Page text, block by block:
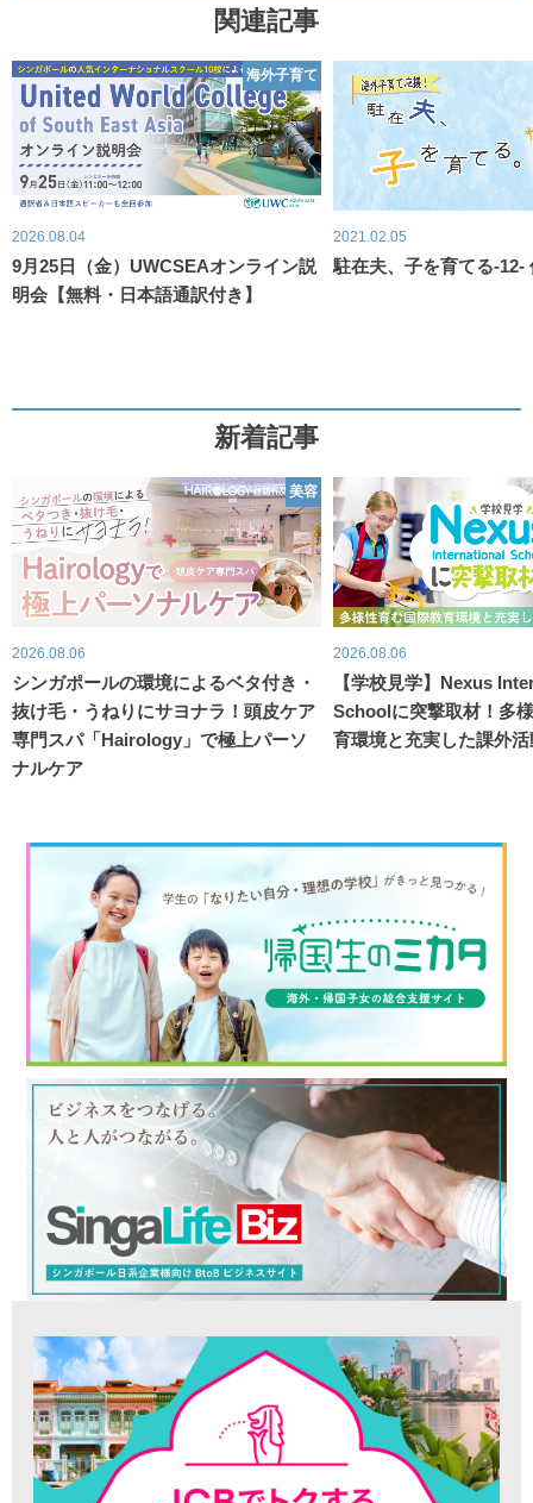
関連記事
海外子育て
2026.08.04
9月25日（金）UWCSEAオンライン説
明会【無料・日本語通訳付き】
2021.02.05
駐在夫、子を育てる-12-
新着記事
美容
2026.08.06
シンガポールの環境によるベタ付き・
抜け毛・うねりにサヨナラ！頭皮ケア
専門スパ「Hairology」で極上パーソ
ナルケア
2026.08.06
【学校見学】Nexus
Schoolに突撃取材！多
育環境と充実した課外